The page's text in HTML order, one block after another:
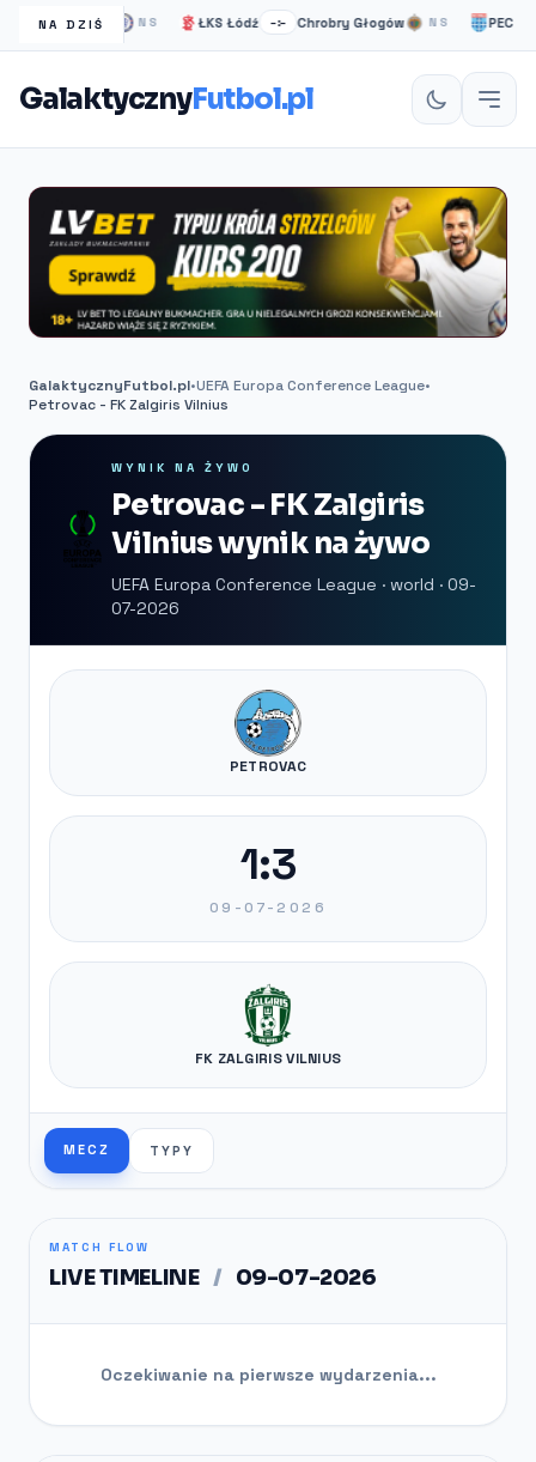
NA DZIŚ
Londyn NS ŁKS Łódź –:– Chrobry Głogów NS PEC
GalaktycznyFutbol.pl
GalaktycznyFutbol.pl•UEFA Europa Conference League•
Petrovac - FK Zalgiris Vilnius
WYNIK NA ŻYWO
Petrovac - FK Zalgiris
Vilnius wynik na żywo
UEFA Europa Conference League · world · 09-
07-2026
PETROVAC
1:3
09-07-2026
FK ZALGIRIS VILNIUS
MECZ TYPY
MATCH FLOW
LIVE TIMELINE / 09-07-2026
Oczekiwanie na pierwsze wydarzenia...